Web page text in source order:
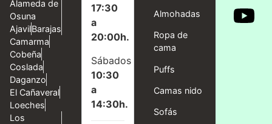
Alameda de
Osuna
AjavilBarajas
Camarma
Cobeña
Coslada
Daganzo
El Cañaveral
Loeches
Los
17:30
a
20:00h.
Sábados
10:30
a
14:30h.
Almohadas
Ropa de
cama
Puffs
Camas nido
Sofás